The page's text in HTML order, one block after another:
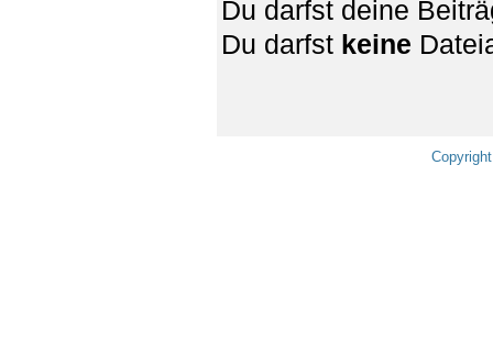
Du darfst deine
Du darfst keine